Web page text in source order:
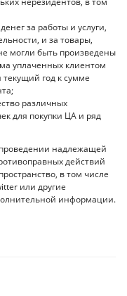
за работы и услуги,
и за товары,
могли быть произведены
уплаченных клиентом
год к сумме
различных
для покупки ЦА и ряд
надлежащей
действий
в том числе
или другие
информации.
какие риски
превзошла все